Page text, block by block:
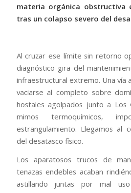
materia orgánica obstructiva
tras un colapso severo del
Al cruzar ese límite sin retorno
diagnóstico gira del
infraestructural extremo. Una vía
vaciarse al completo sobre
hostales agolpados junto a Los
mimos termoquímicos,
estrangulamiento. Llegamos al
del desatasco físico.
Los aparatosos trucos de
tenazas endebles acaban
astillando juntas por mal